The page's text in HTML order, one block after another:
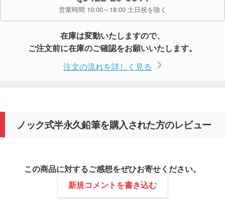
営業時間 10:00～18:00 土日祝を除く
在庫は変動いたしますので、
ご注文前に在庫のご確認をお願いいたします。
注文の流れを詳しく見る
ノック式半永久鉛筆を購入された方のレビュー
この商品に対するご感想をぜひお寄せください。
新規コメントを書き込む